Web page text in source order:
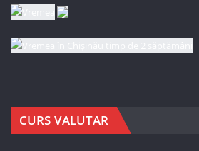
CURS VALUTAR